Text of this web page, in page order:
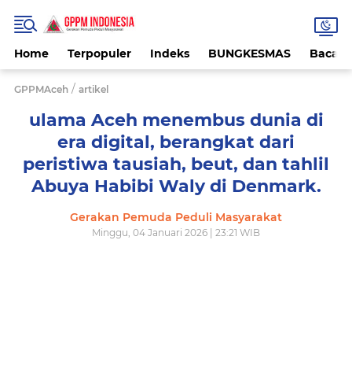
Home Terpopuler Indeks BUNGKESMAS
GPPMAceh / artikel
ulama Aceh menembus dunia di
era digital, berangkat dari
peristiwa tausiah, beut, dan tahlil
Abuya Habibi Waly di Denmark.
Gerakan Pemuda Peduli Masyarakat
Minggu, 04 Januari 2026 | 23:21 WIB